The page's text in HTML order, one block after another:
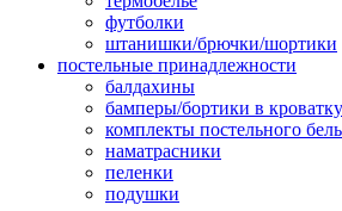
футболки
штанишки/брючки/шортики
постельные принадлежности
балдахины
бамперы/бортики в кроватку
комплекты постельного
наматрасники
пеленки
подушки